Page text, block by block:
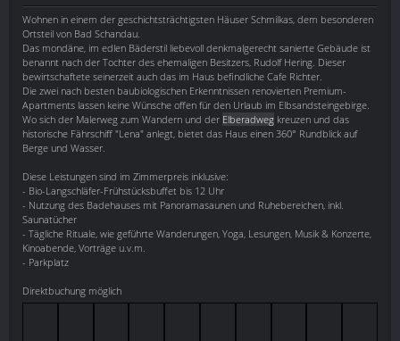
Wohnen in einem der geschichtsträchtigsten Häuser Schmilkas, dem besonderen
Ortsteil von Bad Schandau.
Das mondäne, im edlen Bäderstil liebevoll denkmalgerecht sanierte Gebäude ist
benannt nach der Tochter des ehemaligen Besitzers, Rudolf Hering. Dieser
bewirtschaftete seinerzeit auch das im Haus befindliche Cafe Richter.
Die zwei nach besten baubiologischen Erkenntnissen renovierten Premium-
Apartments lassen keine Wünsche offen für den Urlaub im Elbsandsteingebirge.
Wo sich der Malerweg zum Wandern und der Elberadweg kreuzen und das
historische Fährschiff "Lena" anlegt, bietet das Haus einen 360° Rundblick auf
Berge und Wasser.
Diese Leistungen sind im Zimmerpreis inklusive:
- Bio-Langschläfer-Frühstücksbuffet bis 12 Uhr
- Nutzung des Badehauses mit Panoramasaunen und Ruhebereichen, inkl.
Saunatücher
- Tägliche Rituale, wie geführte Wanderungen, Yoga, Lesungen, Musik & Konzerte,
Kinoabende, Vorträge u.v.m.
- Parkplatz
Direktbuchung möglich